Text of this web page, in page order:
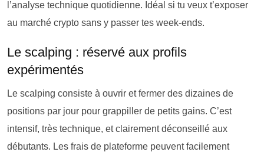
l’analyse technique quotidienne. Idéal si tu veux t’exposer
au marché crypto sans y passer tes week-ends.
Le scalping : réservé aux profils
expérimentés
Le scalping consiste à ouvrir et fermer des dizaines de
positions par jour pour grappiller de petits gains. C’est
intensif, très technique, et clairement déconseillé aux
débutants. Les frais de plateforme peuvent facilement